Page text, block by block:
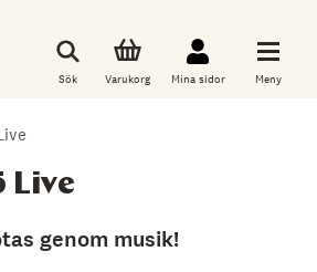
Sök Varukorg Mina sidor Meny
Live
genom musik!